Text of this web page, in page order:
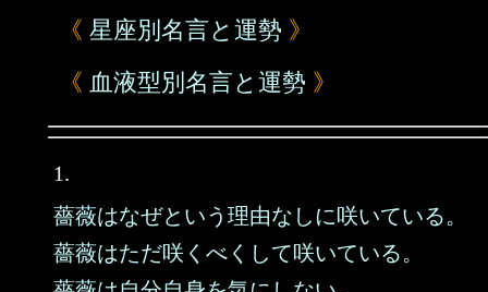
《 星座別名言と運勢 》
《 血液型別名言と運勢 》
1.
薔薇はなぜという理由なしに咲いている。
薔薇はただ咲くべくして咲いている。